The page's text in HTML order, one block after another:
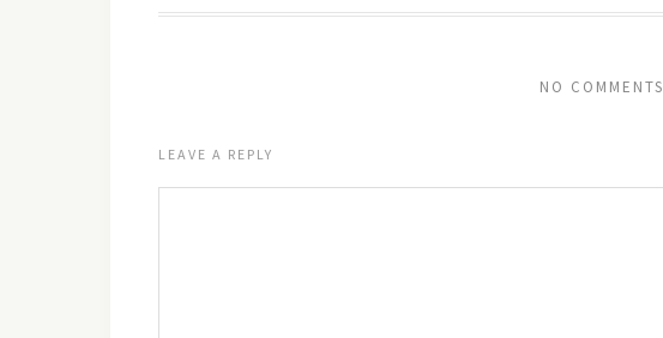
NO COMMENTS
LEAVE A REPLY